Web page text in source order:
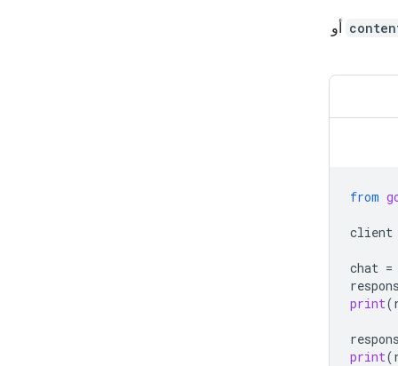
أو
from
client
chat =
print(
print(